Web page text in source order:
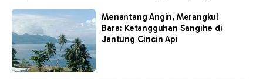
Menantang Angin, Merangkul
Bara: Ketangguhan Sangihe di
Jantung Cincin Api